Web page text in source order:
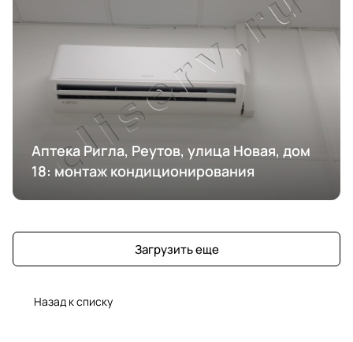
Аптека Ригла, Реутов, улица Новая, дом
18: монтаж кондиционирования
Загрузить еще
Назад к списку